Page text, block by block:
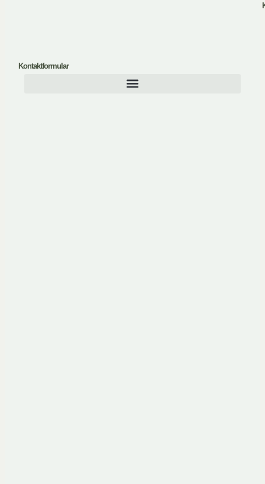
Kontaktformular